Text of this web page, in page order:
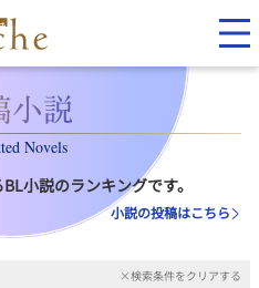
Novels
小説のランキングです。
小説の投稿はこちら
×検索条件をクリアする